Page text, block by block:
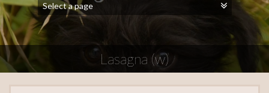
Lasagna (w)